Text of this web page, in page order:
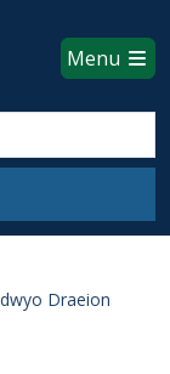
Menu
Draeion